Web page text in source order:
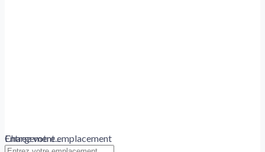
Chargement...
Entrez votre emplacement